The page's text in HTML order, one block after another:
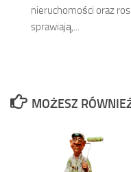
nieruchomości oraz
sprawiają,...
MOŻESZ